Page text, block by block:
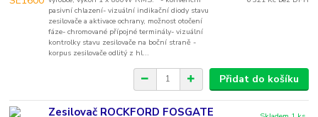
pasivní chlazení- vizuální indikační diody stavu
zesilovače a aktivace ochrany, možnost otočení
fáze- chromované přípojné terminály- vizuální
kontrolky stavu zesilovače na boční straně -
korpus zesilovače odlitý z hl...
Přidat do košíku
Zesilovač ROCKFORD FOSGATE